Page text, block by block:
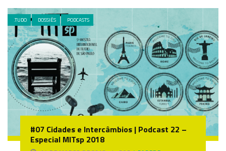
.TUDO DOSSIÊS PODCASTS
#07 Cidades e Intercâmbios | Podcast 22 –
Especial MITsp 2018